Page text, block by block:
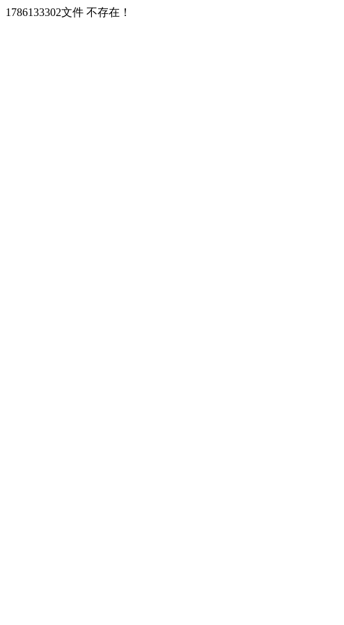
1786133302文件 不存在！